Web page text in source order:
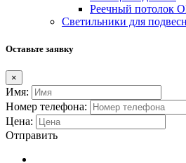
Реечный потолок
Светильники для
Оставьте заявку
×
Имя:
Номер телефона:
Цена:
Отправить